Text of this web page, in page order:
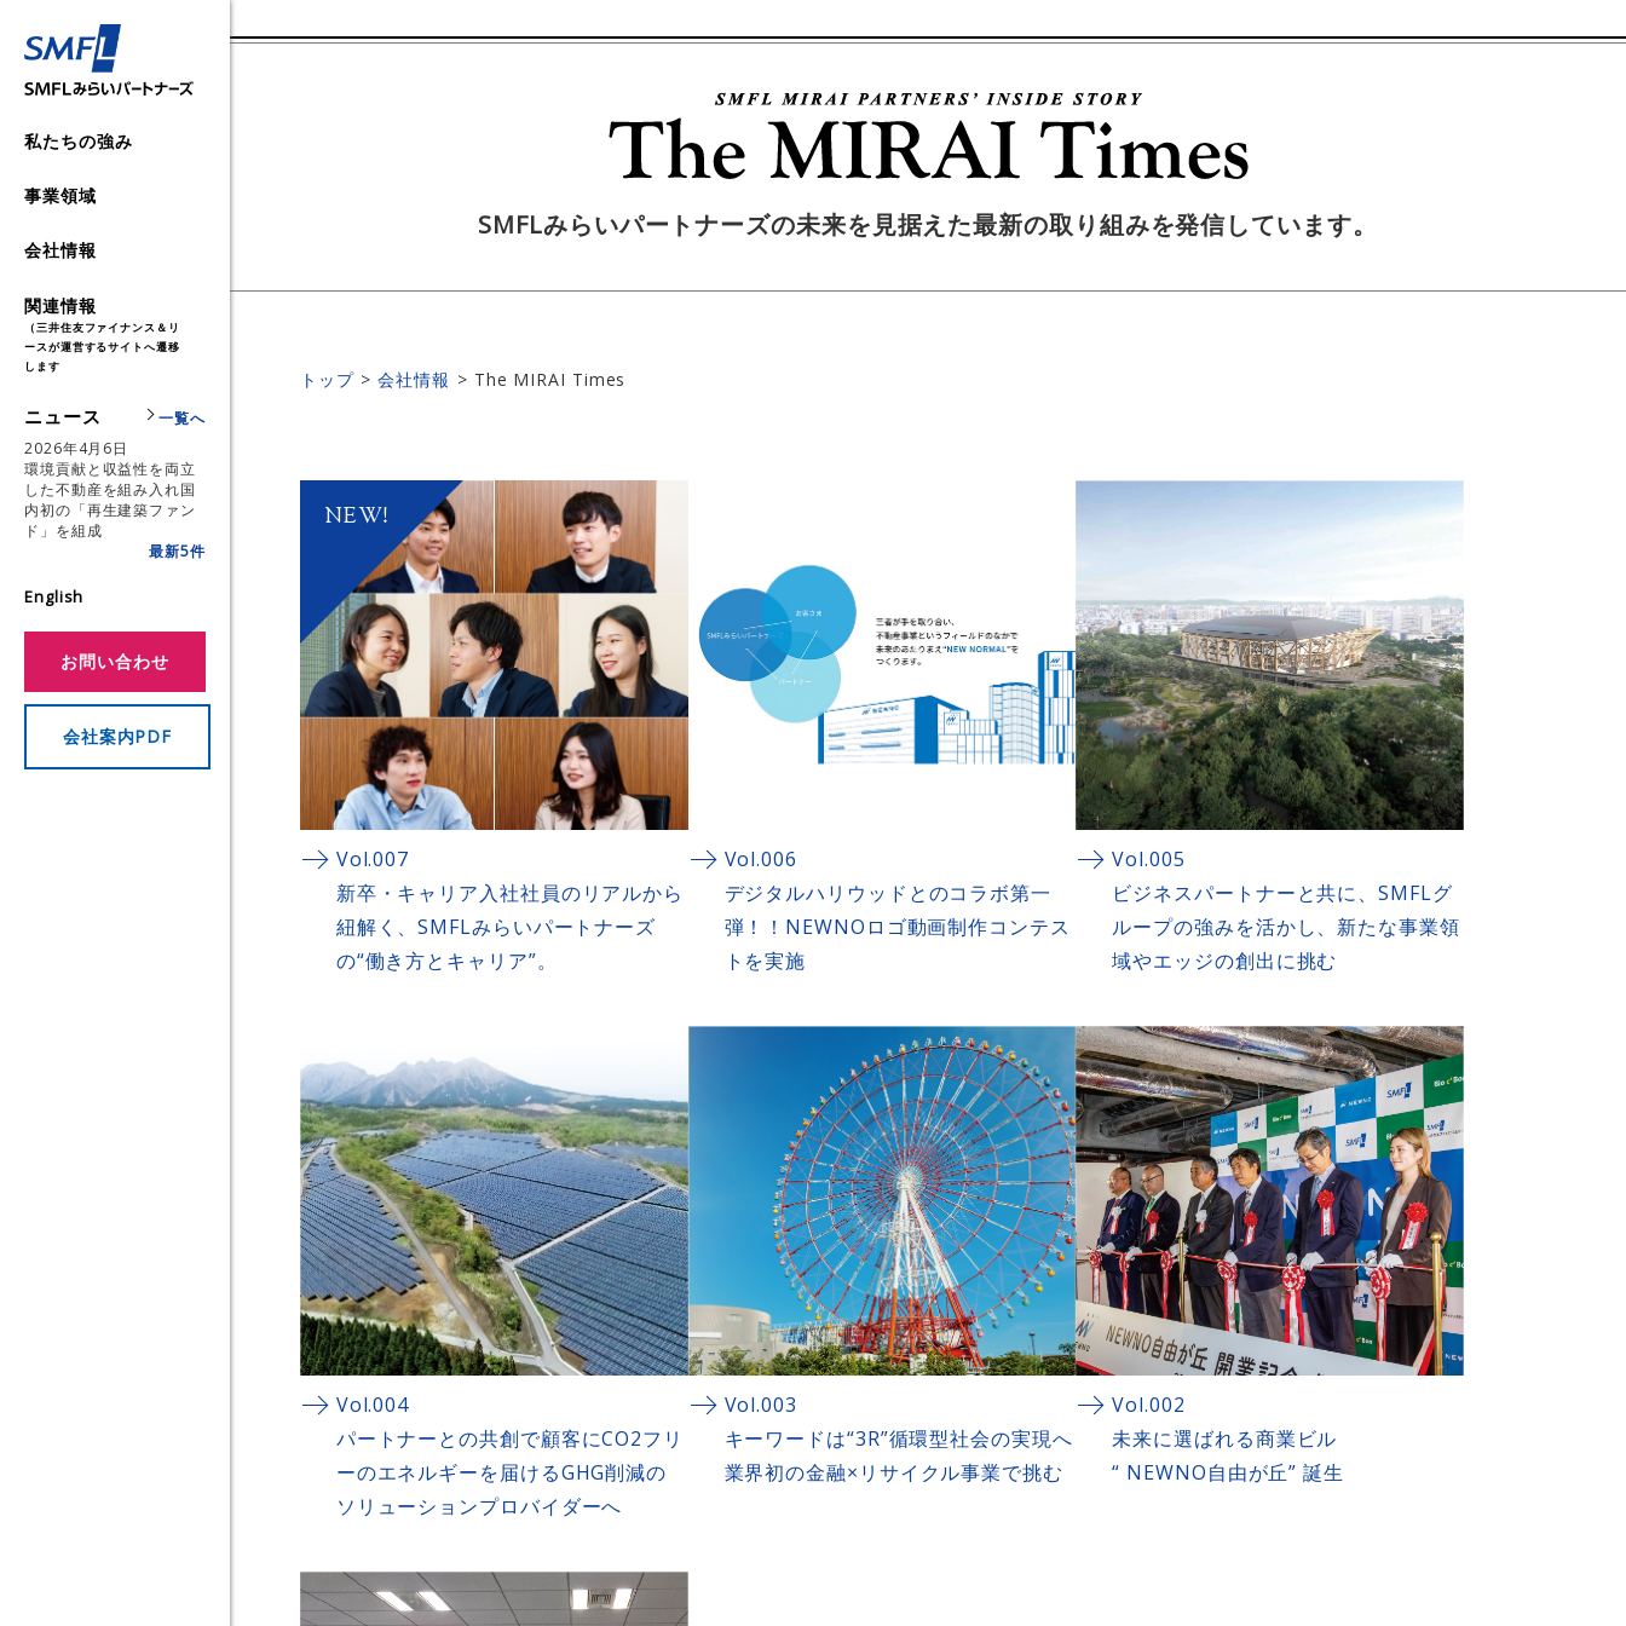
私たちの強み
事業領域
事業領域 TOP
不動産事業
環境エネルギー事業
発電）
再生可能エネルギー
再生可能エネルギーの取り組み事例
サーキュラーエコノミー事
業
新事業
インフラ事業
保険代理店事業
投資事業
半導体関連事業
会社情報
会社情報 TOP
SMFL Way
トップメッセージ
会社概要
決算情報
サステナビリティ
関連情報
（三井住友ファイナンス＆リ
ースが運営するサイトへ遷移
します
脱炭素支援
SMFL Web Magazine
メディア掲載情報
ニュース
一覧へ
2026年4月6日
環境貢献と収益性を両立
した不動産を組み入れ国
内初の「再生建築ファン
ド」を組成
最新5件
English
お問い合わせ
会社案内PDF
SMFLみらいパートナーズの未来を見据えた最新の取り組みを発信しています。
トップ 会社情報 The MIRAI Times
Vol.007
新卒・キャリア入社社員のリアルから
紐解く、SMFLみらいパートナーズ
の“働き方とキャリア”。
Vol.006
デジタルハリウッドとのコラボ第一
弾！！NEWNOロゴ動画制作コンテス
トを実施
Vol.005
ビジネスパートナーと共に、SMFLグ
ループの強みを活かし、新たな事業領
域やエッジの創出に挑む
Vol.004
パートナーとの共創で顧客にCO2フリ
ーのエネルギーを届けるGHG削減の
ソリューションプロバイダーへ
Vol.003
キーワードは“3R”循環型社会の実現へ
業界初の金融×リサイクル事業で挑む
Vol.002
未来に選ばれる商業ビル
“ NEWNO自由が丘” 誕生